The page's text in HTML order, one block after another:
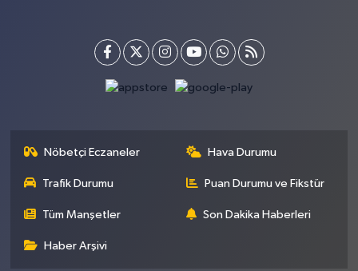
Nöbetçi Eczaneler Hava Durumu
Trafik Durumu Puan Durumu ve Fikstür
Tüm Manşetler Son Dakika Haberleri
Haber Arşivi